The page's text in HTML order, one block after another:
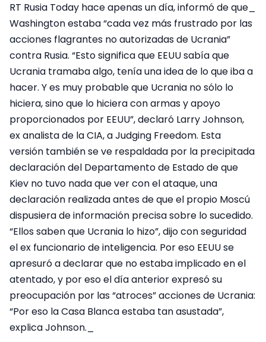
RT Rusia Today hace apenas un día, informó de que_
Washington estaba “cada vez más frustrado por las
acciones flagrantes no autorizadas de Ucrania”
contra Rusia. “Esto significa que EEUU sabía que
Ucrania tramaba algo, tenía una idea de lo que iba a
hacer. Y es muy probable que Ucrania no sólo lo
hiciera, sino que lo hiciera con armas y apoyo
proporcionados por EEUU”, declaró Larry Johnson,
ex analista de la CIA, a Judging Freedom. Esta
versión también se ve respaldada por la precipitada
declaración del Departamento de Estado de que
Kiev no tuvo nada que ver con el ataque, una
declaración realizada antes de que el propio Moscú
dispusiera de información precisa sobre lo sucedido.
“Ellos saben que Ucrania lo hizo”, dijo con seguridad
el ex funcionario de inteligencia. Por eso EEUU se
apresuró a declarar que no estaba implicado en el
atentado, y por eso el día anterior expresó su
preocupación por las “atroces” acciones de Ucrania:
“Por eso la Casa Blanca estaba tan asustada”,
explica Johnson._